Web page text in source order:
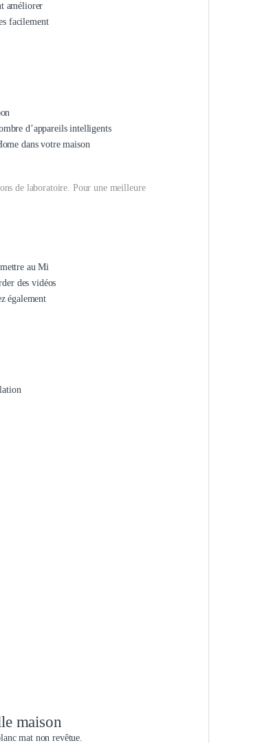
améliorer
facilement
d’appareils intelligents
dans votre maison
de laboratoire. Pour une meilleure
au Mi
des vidéos
également
maison
mat non revêtue.